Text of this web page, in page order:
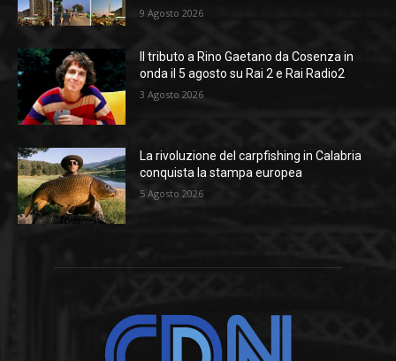
9 Agosto 2026
Il tributo a Rino Gaetano da Cosenza in
onda il 5 agosto su Rai 2 e Rai Radio2
3 Agosto 2026
La rivoluzione del carpfishing in Calabria
conquista la stampa europea
5 Agosto 2026